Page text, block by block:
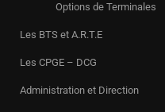
Options de Terminales
Les BTS et A.R.T.E
Les CPGE – DCG
Administration et Direction